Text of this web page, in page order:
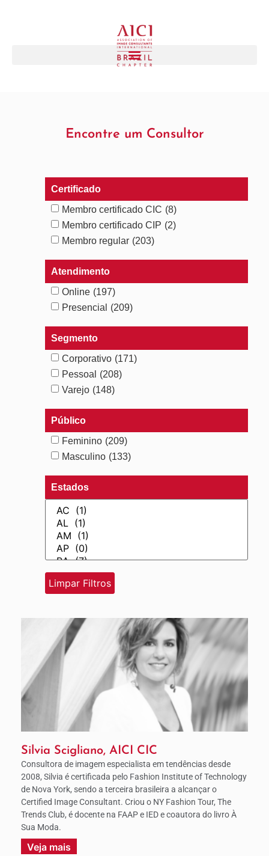
Encontre um Consultor
Certificado
Membro certificado CIC (8)
Membro certificado CIP (2)
Membro regular (203)
Atendimento
Online (197)
Presencial
(209)
Segmento
Corporativo (171)
Pessoal
(208)
Varejo (148)
Público
Feminino (209)
Masculino (133)
Estados
Silvia Scigliano, AICI CIC
Consultora de imagem especialista em tendências desde
2008, Silvia é certificada pelo Fashion Institute of Technology
de Nova York, sendo a terceira brasileira a alcançar o
Certified Image Consultant. Criou o NY Fashion Tour, The
Trends Club, é docente na FAAP e IED e coautora do livro À
Sua Moda.
Veja mais